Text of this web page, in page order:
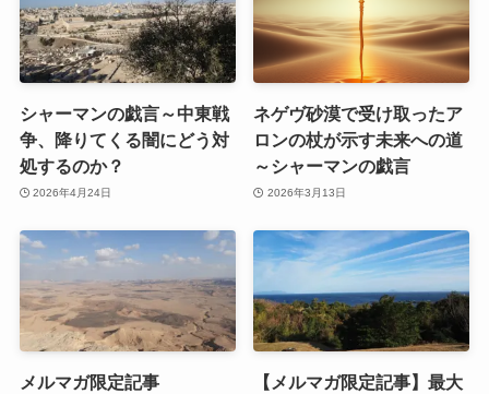
シャーマンの戯言～中東戦
争、降りてくる闇にどう対
処するのか？
2026年4月24日
ネゲヴ砂漠で受け取ったア
ロンの杖が示す未来への道
～シャーマンの戯言
2026年3月13日
メルマガ限定記事
【メルマガ限定記事】最大